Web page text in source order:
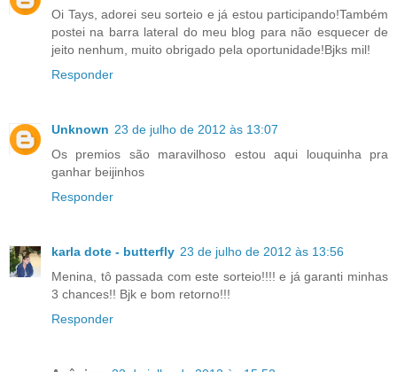
Oi Tays, adorei seu sorteio e já estou participando!Também
postei na barra lateral do meu blog para não esquecer de
jeito nenhum, muito obrigado pela oportunidade!Bjks mil!
Responder
Unknown 23 de julho de 2012 às 13:07
Os premios são maravilhoso estou aqui louquinha pra
ganhar beijinhos
Responder
karla dote - butterfly 23 de julho de 2012 às 13:56
Menina, tô passada com este sorteio!!!! e já garanti minhas
3 chances!! Bjk e bom retorno!!!
Responder